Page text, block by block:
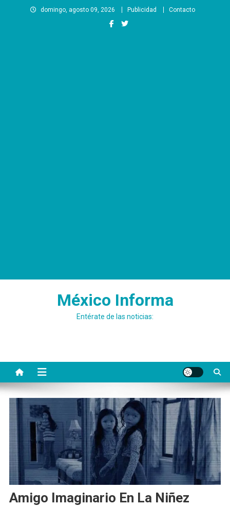
domingo, agosto 09, 2026 Publicidad Contacto
México Informa
Entérate de las noticias:
Amigo Imaginario En La Niñez